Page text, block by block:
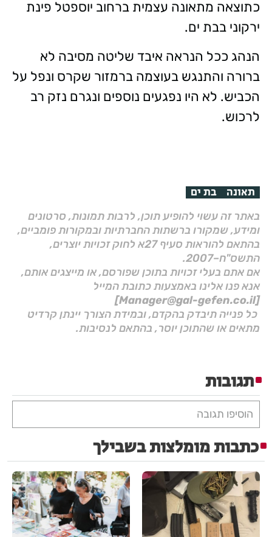
כתוצאה מתאונה עצמית ברחוב יוספטל פינת
ירקוני בבת ים.
הנהג ככל הנראה איבד שליטה מסיבה לא
ברורה והתנגש בעוצמה ברמזור שקרס ונפל על
הכביש. לא היו נפגעים נוספים ונגרם נזק רב
לרכוש.
תאונה בת ים
באתר זה עשוי להופיע תוכן, לרבות תמונות, סרטונים
ומידע, שמקורו ברשתות החברתיות ובמקורות פומביים,
בהתאם להוראות סעיף 27א לחוק זכויות יוצרים,
התשס"ח–2007.
אם אתם בעלי זכויות בתוכן שפורסם, או מייצגים אותם,
אנא פנו אלינו באמצעות כתובת המייל
[Manager@gal-gefen.co.il]
כל פנייה תיבדק בהקדם, ובמידת הצורך יינתן קרדיט
מתאים או שהתוכן יוסר, בהתאם לנסיבות.
תגובות
הוסיפו תגובה
כתבות מומלצות בשבילך